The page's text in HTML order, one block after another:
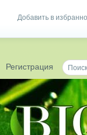
Добавить в
Регистрация